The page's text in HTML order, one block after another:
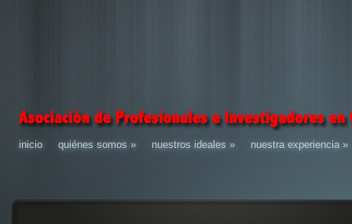
inicio quiénes somos » nuestros ideales » nuestra experiencia»